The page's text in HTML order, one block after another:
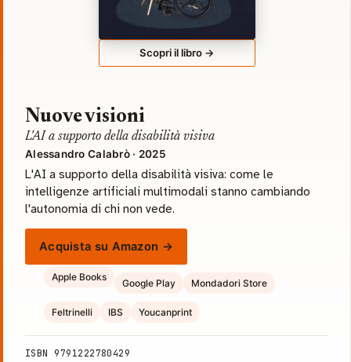
Scopri il libro →
Nuove visioni
L'AI a supporto della disabilità visiva
Alessandro Calabrò · 2025
L'AI a supporto della disabilità visiva: come le
intelligenze artificiali multimodali stanno cambiando
l'autonomia di chi non vede.
Acquista su Amazon →
Apple Books
Google Play Mondadori Store
Feltrinelli IBS Youcanprint
ISBN 9791222780429